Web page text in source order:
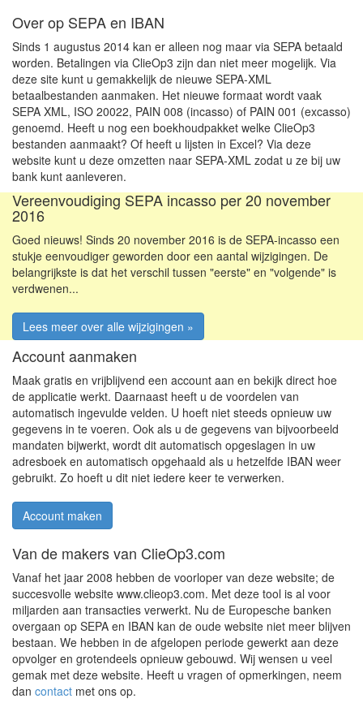
Over op SEPA en IBAN
Sinds 1 augustus 2014 kan er alleen nog maar via SEPA betaald
worden. Betalingen via ClieOp3 zijn dan niet meer mogelijk. Via
deze site kunt u gemakkelijk de nieuwe SEPA-XML
betaalbestanden aanmaken. Het nieuwe formaat wordt vaak
SEPA XML, ISO 20022, PAIN 008 (incasso) of PAIN 001 (excasso)
genoemd. Heeft u nog een boekhoudpakket welke ClieOp3
bestanden aanmaakt? Of heeft u lijsten in Excel? Via deze
website kunt u deze omzetten naar SEPA-XML zodat u ze bij uw
bank kunt aanleveren.
Vereenvoudiging SEPA incasso per 20 november
2016
Goed nieuws! Sinds 20 november 2016 is de SEPA-incasso een
stukje eenvoudiger geworden door een aantal wijzigingen. De
belangrijkste is dat het verschil tussen "eerste" en "volgende" is
verdwenen...
Lees meer over alle wijzigingen »
Account aanmaken
Maak gratis en vrijblijvend een account aan en bekijk direct hoe
de applicatie werkt. Daarnaast heeft u de voordelen van
automatisch ingevulde velden. U hoeft niet steeds opnieuw uw
gegevens in te voeren. Ook als u de gegevens van bijvoorbeeld
mandaten bijwerkt, wordt dit automatisch opgeslagen in uw
adresboek en automatisch opgehaald als u hetzelfde IBAN weer
gebruikt. Zo hoeft u dit niet iedere keer te verwerken.
Account maken
Van de makers van ClieOp3.com
Vanaf het jaar 2008 hebben de voorloper van deze website; de
succesvolle website www.clieop3.com. Met deze tool is al voor
miljarden aan transacties verwerkt. Nu de Europesche banken
overgaan op SEPA en IBAN kan de oude website niet meer blijven
bestaan. We hebben in de afgelopen periode gewerkt aan deze
opvolger en grotendeels opnieuw gebouwd. Wij wensen u veel
gemak met deze website. Heeft u vragen of opmerkingen, neem
dan contact met ons op.